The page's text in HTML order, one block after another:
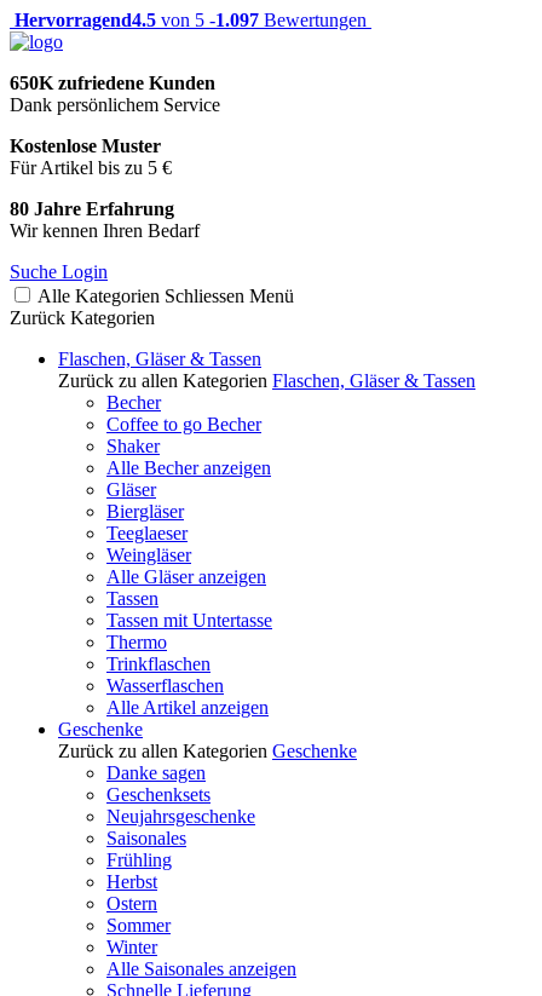
Hervorragend4.5 von 5 -1.097 Bewertungen
650K zufriedene Kunden
Dank persönlichem Service
Kostenlose Muster
Für Artikel bis zu 5 €
80 Jahre Erfahrung
Wir kennen Ihren Bedarf
Suche Login
Alle Kategorien Schliessen Menü
Zurück Kategorien
Flaschen, Gläser & Tassen
Zurück zu allen Kategorien Flaschen, Gläser & Tassen
Becher
Coffee to go Becher
Shaker
Alle Becher anzeigen
Gläser
Biergläser
Teeglaeser
Weingläser
Alle Gläser anzeigen
Tassen
Tassen mit Untertasse
Thermo
Trinkflaschen
Wasserflaschen
Alle Artikel anzeigen
Geschenke
Zurück zu allen Kategorien Geschenke
Danke sagen
Geschenksets
Neujahrsgeschenke
Saisonales
Frühling
Herbst
Ostern
Sommer
Winter
Alle Saisonales anzeigen
Schnelle Lieferung